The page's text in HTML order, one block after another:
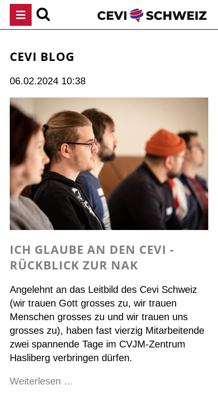
überspringen
CEVI BLOG
06.02.2024 10:38
ICH GLAUBE AN DEN CEVI -
RÜCKBLICK ZUR NAK
Angelehnt an das Leitbild des Cevi Schweiz
(wir trauen Gott grosses zu, wir trauen
Menschen grosses zu und wir trauen uns
grosses zu), haben fast vierzig Mitarbeitende
zwei spannende Tage im CVJM-Zentrum
Hasliberg verbringen dürfen.
Weiterlesen …